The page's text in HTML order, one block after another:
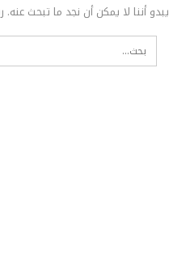
يبدو أننا لا يمكن أن نجد ما تبحث عنه.